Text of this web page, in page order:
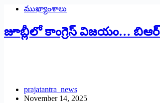
ముఖ్యాంశాలు
జూబ్లీలో కాంగ్రెస్ విజయం…
prajatantra_news
November 14, 2025